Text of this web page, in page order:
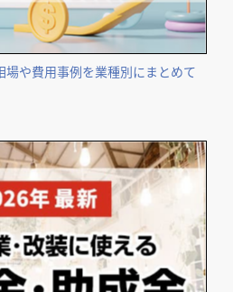
や費用事例を業種別にまとめて